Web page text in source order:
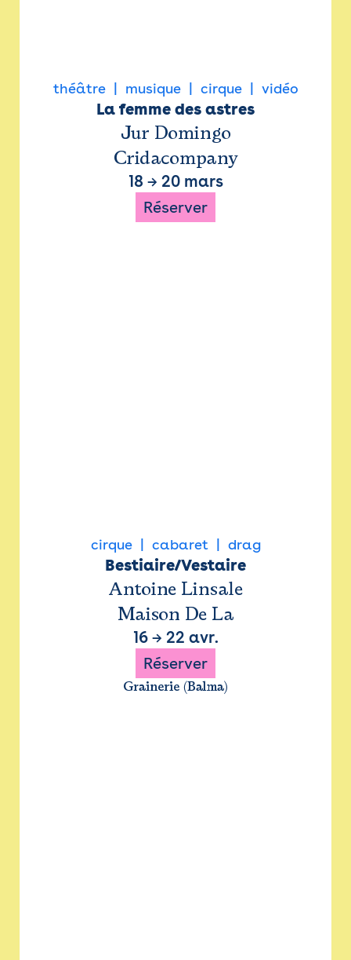
théâtre musique cirque vidéo
La femme des astres
Jur Domingo
Cridacompany
18 → 20 mars
Réserver
cirque cabaret drag
Bestiaire/Vestaire
Antoine Linsale
Maison De La
16→ 22 avr.
Réserver
Grainerie (Balma)